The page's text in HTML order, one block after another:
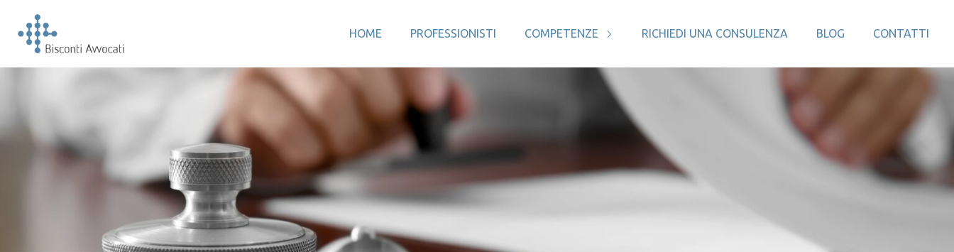
HOME PROFESSIONISTI COMPETENZE RICHIEDI UNA CONSULENZA BLOG CONTATTI